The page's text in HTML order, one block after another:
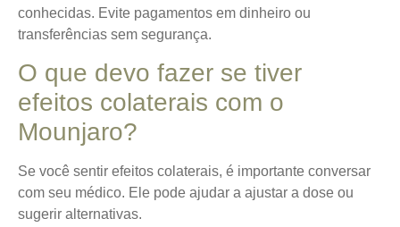
conhecidas. Evite pagamentos em dinheiro ou
transferências sem segurança.
O que devo fazer se tiver
efeitos colaterais com o
Mounjaro?
Se você sentir efeitos colaterais, é importante conversar
com seu médico. Ele pode ajudar a ajustar a dose ou
sugerir alternativas.